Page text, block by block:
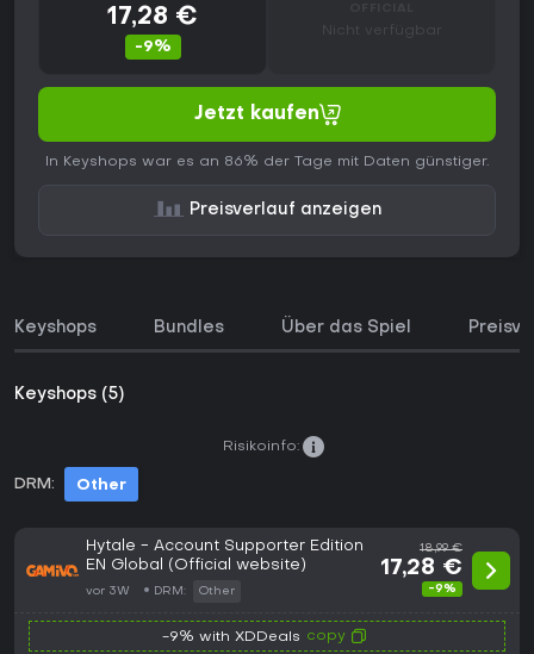
17,28 €
-9%
Nicht verfügbar
Jetzt kaufen
In Keyshops war es an 86% der Tage mit Daten günstiger.
Preisverlauf anzeigen
Keyshops Bundles Über das Spiel
Keyshops (5)
DRM: Other
Risikoinfo:
Hytale - Account Supporter Edition
EN Global (Official website)
vor 3W DRM: Other
18,99 €
17,28 €
-9%
-9% with XDDeals copy